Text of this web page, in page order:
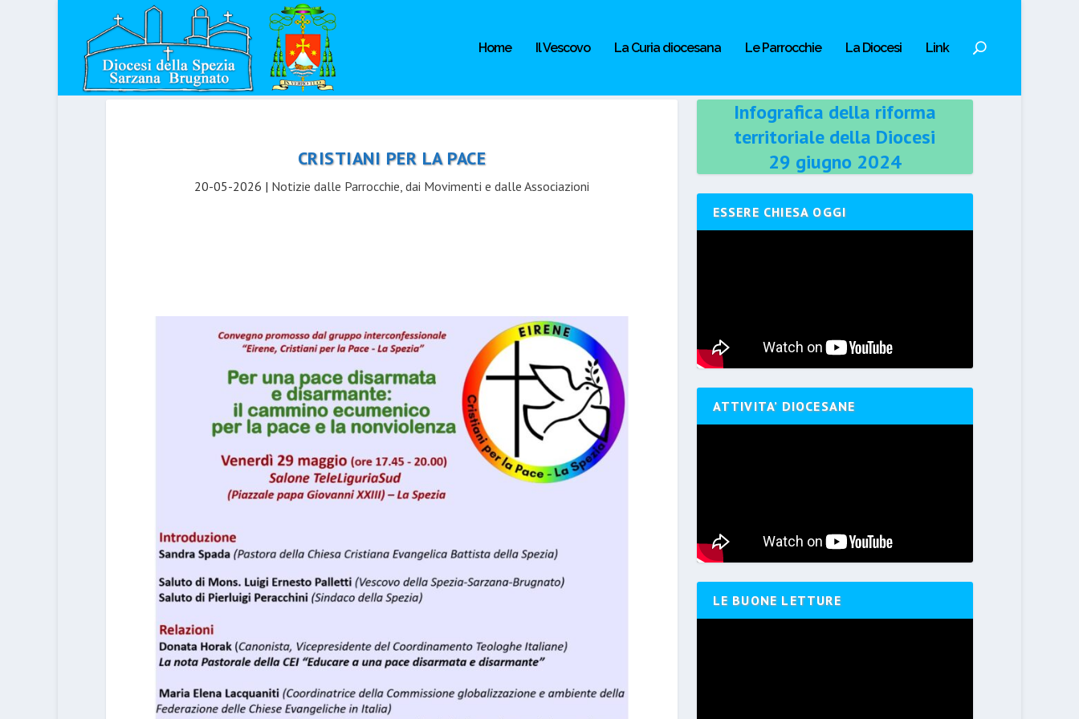
Home Il Vescovo La Curia diocesana Le Parrocchie La Diocesi Link
CRISTIANI PER LA PACE
20-05-2026 | Notizie dalle Parrocchie, dai Movimenti e dalle Associazioni
Infografica della riforma
territoriale della Diocesi
29 giugno 2024
ESSERE CHIESA OGGI
ATTIVITA’ DIOCESANE
LE BUONE LETTURE